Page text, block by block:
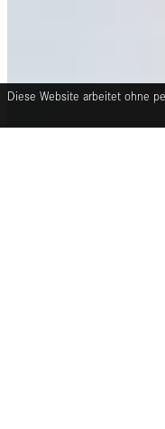
Diese Website arbeitet ohne